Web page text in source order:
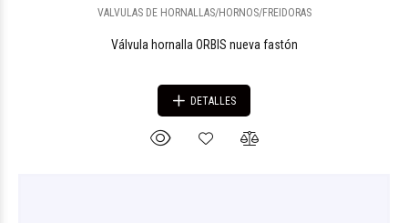
VALVULAS DE HORNALLAS/HORNOS/FREIDORAS
Válvula hornalla ORBIS nueva fastón
DETALLES